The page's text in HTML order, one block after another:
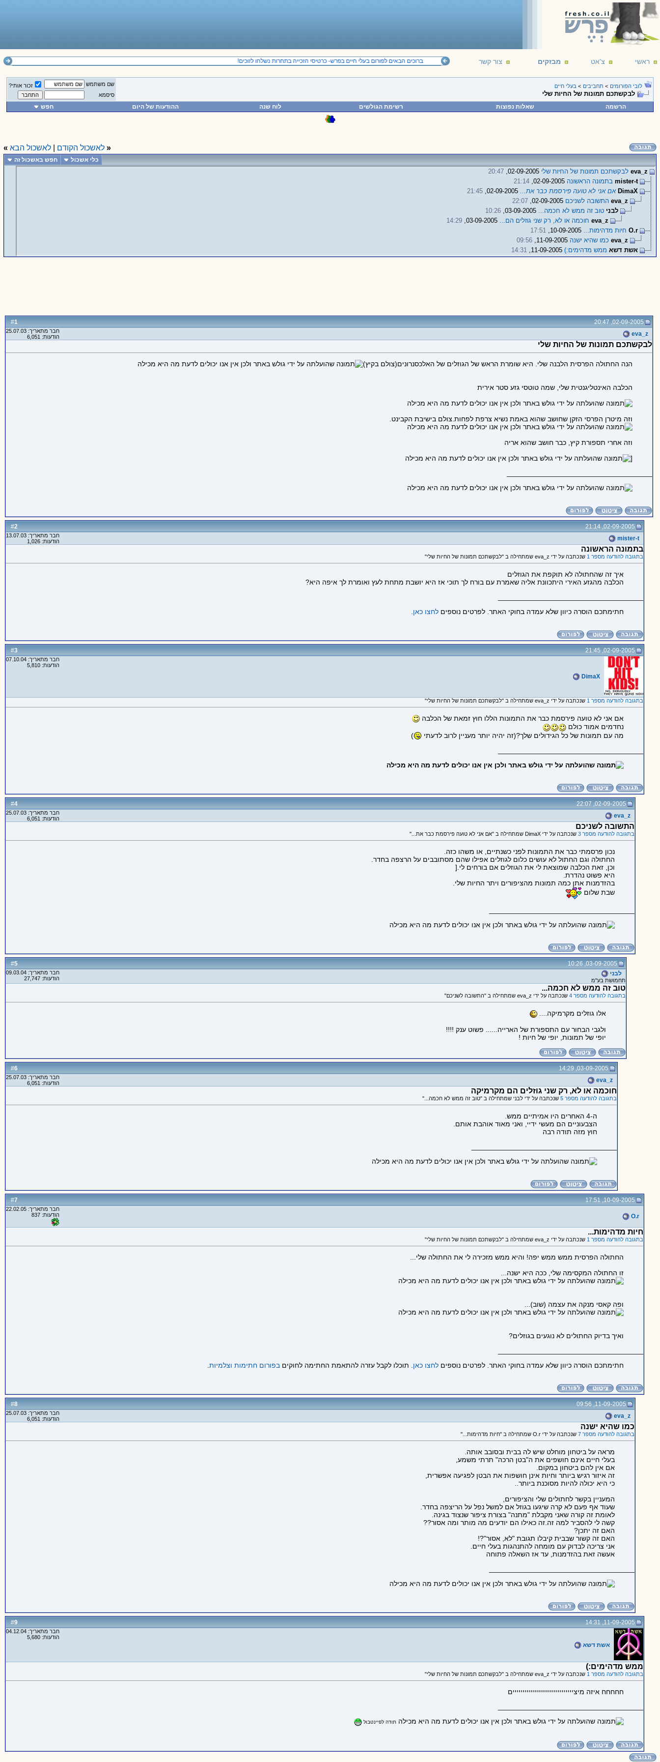
ראשי צ'אט מבזקים צור קשר ברוכים הבאים לפורום בעלי חיים בפרש- כרטיסי הזכייה בתחרות נשלחו לזוכים!
לובי הפורומים > תחביבים > בעלי חיים
לבקשתכם תמונות של החיות שלי
שם משתמש
זכור אותי?
סיסמא
הרשמה שאלות נפוצות רשימת הגולשים לוח שנה ההודעות של היום חפש
« לאשכול הקודם לאשכול הבא »
כלי אשכול חפש באשכול זה
eva_z לבקשתכם תמונות של החיות שלי
20:47
mister-t בתמונה הראשונה
21:14
DimaX אם אני לא טועה פירסמת כבר את...02-09-2005,
21:45
eva_z התשובה לשניכם
22:07
לבני טוב זה ממש לא חכמה...
10:26
eva_z חוכמה או לא, רק שני גוזלים הם...
14:29
O.r חיות מדהימות...
17:51
eva_z כמו שהיא ישנה
09:56
אשת דשא ממש מדהימים:)11-09-2005,
14:31
#
1
02-09-2005, 20:47
eva_z
חבר מתאריך: 25.07.03
הודעות: 6,051
לבקשתכם תמונות של החיות שלי
הנה החתולה הפרסית הלבנה שלי. היא שומרת הראש של הגוזלים של האלכסנרונים(צולם בקיץ)
הכלבה האינטליגנטית שלי, שמה טוטסי גזע סטר אירית
וזה מיטרן הפרסי הזקן שחושב שהוא באמת נשיא צרפת לפחות.צולם בישיבת הקבינט.
וזה אחרי תספורת קיץ, כבר חושב שהוא אריה
[
#
2
02-09-2005, 21:14
mister-t
חבר מתאריך: 13.07.03
הודעות: 1,026
בתמונה הראשונה
בתגובה להודעה מספר 1 שנכתבה על ידי eva_z שמתחילה ב "לבקשתכם תמונות של החיות שלי"
איך זה שהחתולה לא תוקפת את הגוזלים
הכלבה מהגזע האירי היתכוונת אליה שאמרת עם בורח לך תוכי אז היא יושבת מתחת לעץ ואומרת לך איפה היא?
חתימתכם הוסרה כיוון שלא עמדה בחוקי האתר. לפרטים נוספים לחצו כאן
#
3 02-09-2005, 21:45
DimaX
חבר מתאריך: 07.10.04
הודעות: 5,810
בתגובה להודעה מספר 1 שנכתבה על ידי eva_z שמתחילה ב "לבקשתכם תמונות של החיות שלי"
אם אני לא טועה פירסמת כבר את התמונות הללו חוץ זמאת של הכלבה
נחדמים אמוד כולם
מה עם תמונות של כל הגידולים שלך?(זה יהיה יותר מעניין לרוב לדעתי
)
#
4
02-09-2005, 22:07
eva_z
חבר מתאריך: 25.07.03
הודעות: 6,051
התשובה לשניכם
בתגובה להודעה מספר 3 שנכתבה על ידי DimaX שמתחילה ב "אם אני לא טועה פירסמת כבר את..."
נכון פרסמתי כבר את התמונות לפני כשנתיים, או משהו כזה.
החתולה וגם החתול לא עושים כלום לגוזלים אפילו שהם מסתובבים על הרצפה בחדר.
וכן, זאת הכלבה שמוצאת לי את הגוזלים אם בורחים לי.[
היא פשוט נהדרת.
בהזדמנות אתן כמה תמונות מהציפורים ויתר החיות שלי.
שבת שלום
#
5
03-09-2005, 10:26
לבני
תחמושת בע"מ
חבר מתאריך: 09.03.04
הודעות: 27,747
טוב זה ממש לא חכמה...
בתגובה להודעה מספר 4 שנכתבה על ידי eva_z שמתחילה ב "התשובה לשניכם"
אלו גוזלים מקרמיקה....
ולגבי הבחור עם התספורת של הארייה...... פשוט ענק !!!!
יופי של תמונות, יופי של חיות !
#
6
03-09-2005, 14:29
eva_z
חבר מתאריך: 25.07.03
הודעות: 6,051
חוכמה או לא, רק שני גוזלים הם מקרמיקה
בתגובה להודעה מספר 5 שנכתבה על ידי לבני שמתחילה ב "טוב זה ממש לא חכמה..."
ה-4 האחרים היו אמיתיים ממש.
הצבעוניים הם מעשי ידיי, ואני מאוד אוהבת אותם.
חוץ מזה תודה רבה
#
7 10-09-2005, 17:51
O.r
חבר מתאריך: 22.02.05
הודעות: 837
חיות מדהימות...
בתגובה להודעה מספר 1 שנכתבה על ידי eva_z שמתחילה ב "לבקשתכם תמונות של החיות שלי"
החתולה הפרסית ממש ממש יפה! והיא ממש מזכירה לי את החתולה שלי...
זו החתולה המקסימה שלי, ככה היא ישנה...
ופה קאסי מנקה את עצמה (שוב)...
ואיך בדיוק החתולים לא נוגעים בגוזלים?
חתימתכם הוסרה כיוון שלא עמדה בחוקי האתר. לפרטים נוספים לחצו כאן . תוכלו לקבל עזרה להתאמת החתימה לחוקים בפורום חתימות וצלמיות.
#
8
11-09-2005, 09:56
eva_z
חבר מתאריך: 25.07.03
הודעות: 6,051
כמו שהיא ישנה
בתגובה להודעה מספר 7 שנכתבה על ידי O.r שמתחילה ב "חיות מדהימות..."
מראה על ביטחון מוחלט שיש לה בבית ובסובב אותה.
בעלי חיים אינם חושפים את ה"בטן הרכה" תרתי משמע,
אם אין להם ביטחון במקום.
זה איזור רגיש ביותר וחיות אינן חושפות את הבטן לפגיעה אפשרית,
כי היא יכולה להיות מסוכנת ביותר..
המעניין בקשר לחתולים שלי והציפורים,
שעוד אף פעם לא קרה שיגעו בגוזל אם למשל נפל על הריצפה בחדר.
לאומת זה קורה שאני מקבלת "מתנה" בצורת ציפור שנצוד בגינה.
קשה לי להסביר למה זה.זה כאילו הם יודעים מה מותר ומה אסור??
האם זה יתכן?
האם זה קשור שבבית קיבלו תגובת "לא, אסור"?!
אני צריכה לבדוק עם מומחה להתנהגות בעלי חיים.
אעשה זאת בהזדמנות, עד אז השאלה פתוחה
#
9 11-09-2005, 14:31
אשת דשא
חבר מתאריך: 04.12.04
הודעות: 5,680
ממש מדהימים:)
בתגובה להודעה מספר 1 שנכתבה על ידי eva_z שמתחילה ב "לבקשתכם תמונות של החיות שלי"
חחחחח איזה מיצייייייייייייייייייייייייייייייים
תודה לפיינטבול